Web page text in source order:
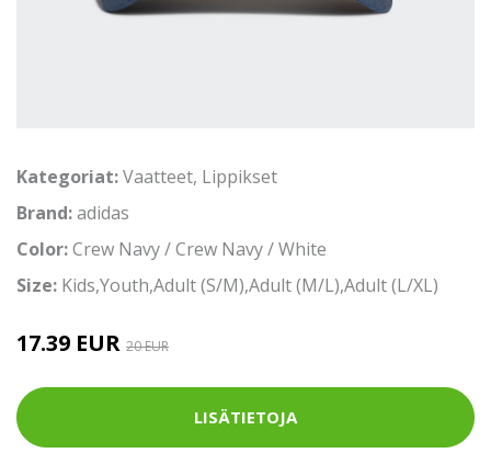
Kategoriat:Vaatteet, Lippikset
Brand:adidas
Color:Crew Navy / Crew Navy / White
Size: Kids,Youth,Adult (S/M),Adult (M/L),Adult (L/XL)
17.39 EUR 20 EUR
LISÄTIETOJA